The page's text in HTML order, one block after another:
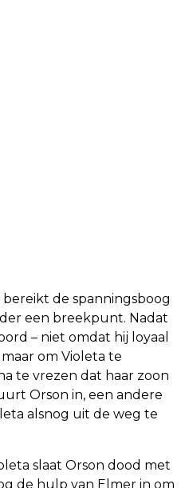
de spanningsboog
een breekpunt. Nadat
– niet omdat hij loyaal
om Violeta te
te vrezen dat haar zoon
Orson in, een andere
alsnog uit de weg te
slaat Orson dood met
de hulp van Elmer in om